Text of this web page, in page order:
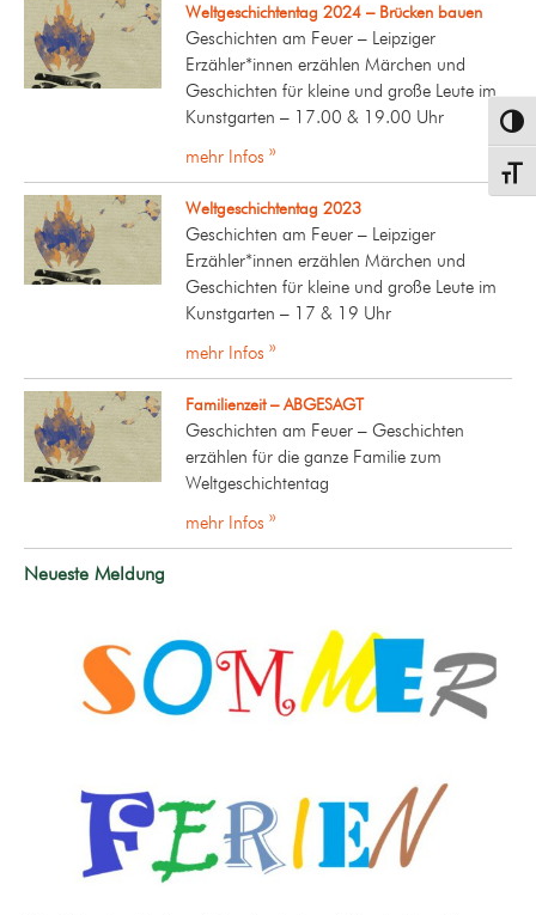
Weltgeschichtentag 2024 – Brücken bauen
Geschichten am Feuer – Leipziger
Erzähler*innen erzählen Märchen und
Geschichten für kleine und große Leute im
Kunstgarten – 17.00 & 19.00 Uhr
mehr Infos »
Weltgeschichtentag 2023
Geschichten am Feuer – Leipziger
Erzähler*innen erzählen Märchen und
Geschichten für kleine und große Leute im
Kunstgarten – 17 & 19 Uhr
mehr Infos »
Familienzeit – ABGESAGT
Geschichten am Feuer – Geschichten
erzählen für die ganze Familie zum
Weltgeschichtentag
mehr Infos »
Neueste Meldung